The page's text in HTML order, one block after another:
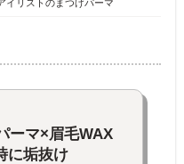
イリストのまつげパーマ
ーマ×眉毛WAX
に垢抜け